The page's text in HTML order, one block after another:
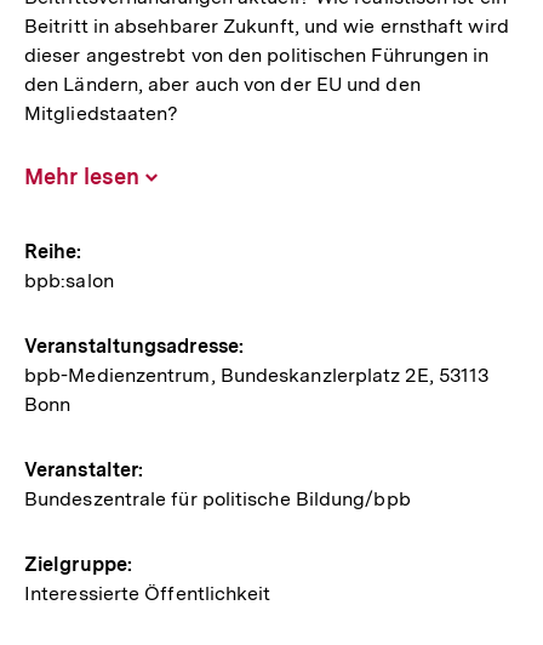
Beitritt in absehbarer Zukunft, und wie ernsthaft wird
dieser angestrebt von den politischen Führungen in
den Ländern, aber auch von der EU und den
Mitgliedstaaten?
Mehr lesen
Hinweise
zur
Veranstaltung
Reihe:
bpb:salon
Veranstaltungsadresse:
bpb-Medienzentrum, Bundeskanzlerplatz 2E, 53113
Bonn
Veranstalter:
Bundeszentrale für politische Bildung/bpb
Zielgruppe:
Interessierte Öffentlichkeit